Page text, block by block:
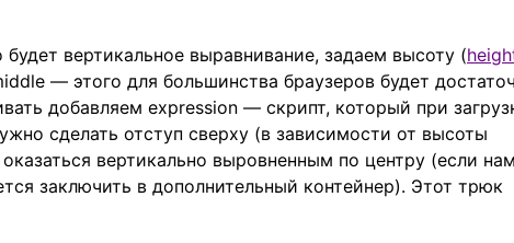
вертикальное выравнивание, задаем высоту (
— этого для большинства браузеров будет
добавляем expression — скрипт, который при
сделать отступ сверху (в зависимости от высоты
вертикально выровненным по центру (если нам
заключить в дополнительный контейнер). Этот трюк